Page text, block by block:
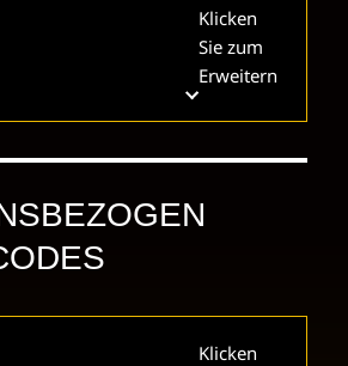
Klicken
Sie zum
Erweitern
Klicken